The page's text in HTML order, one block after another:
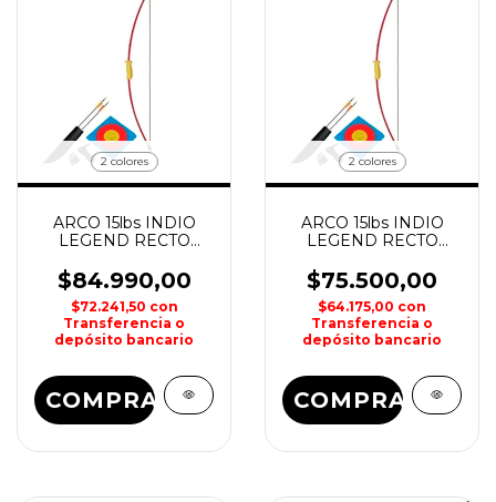
2 colores
ARCO 15lbs INDIO
LEGEND RECTO
$84.990,00
$72.241,50 con
Transferencia o
depósito bancario
COMPRAR
2 colores
ARCO 15lbs INDIO
LEGEND RECTO
$75.500,00
$64.175,00 con
Transferencia o
depósito bancario
COMPRAR